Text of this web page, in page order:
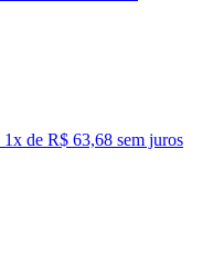
1x de R$ 63,68 sem juros